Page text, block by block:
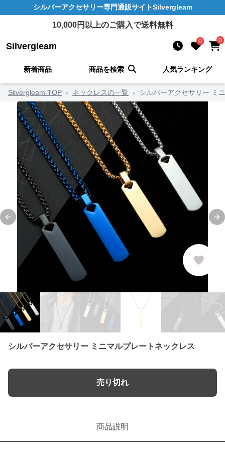
シルバーアクセサリー専門通販サイトSilvergleam
10,000円以上のご購入で送料無料
Silvergleam 0 0
新着商品 商品を検索 人気ランキング
Silvergleam TOP › ネックレスの一覧 › シルバーアクセサリー ミ
Previous slide
シルバーアクセサリー ミニマルプレートネックレス
売り切れ
商品説明